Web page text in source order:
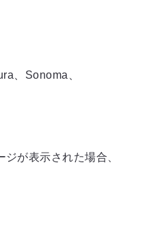
、Sonoma、
が表示された場合、